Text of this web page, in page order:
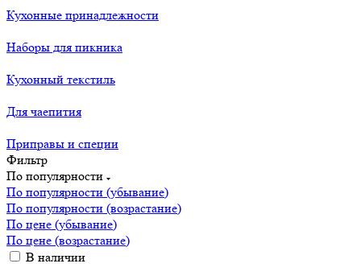
Кухонные принадлежности
Наборы для пикника
Кухонный текстиль
Для чаепития
Приправы и специи
Фильтр
По популярности
По популярности (убывание)
По популярности (возрастание)
По цене (убывание)
По цене (возрастание)
В наличии